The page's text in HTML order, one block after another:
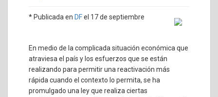
* Publicada en DFel 17 de septiembre
En medio de la complicada situación económica que
atraviesa el país y los esfuerzos que se están
realizando para permitir una reactivación más
rápida cuando el contexto lo permita, se ha
promulgado una ley que realiza ciertas